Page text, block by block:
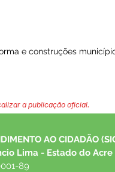
e construções
a publicação oficial.
AO CIDADÃO
Lima - Estado do Acre
89